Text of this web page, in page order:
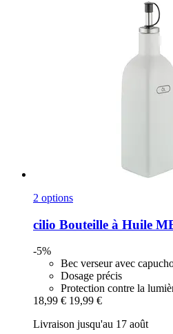
2 options
cilio Bouteille à Huile
-5%
Bec verseur avec
Dosage précis
Protection contre la
18,99 € 19,99 €
Livraison jusqu'au 17 août